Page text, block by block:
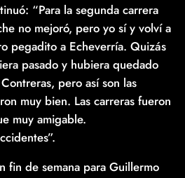
“Para la segunda carrera
no mejoró, pero yo sí y volví a
pegadito a Echeverría. Quizás
pasado y hubiera quedado
pero así son las
muy bien. Las carreras fueron
muy amigable.
fin de semana para Guillermo